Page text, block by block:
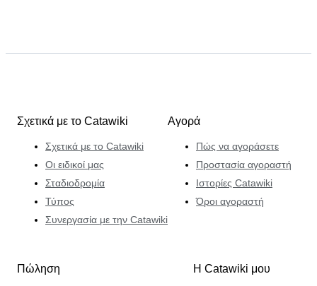
Σχετικά με το Catawiki
Σχετικά με το Catawiki
Οι ειδικοί μας
Σταδιοδρομία
Τύπος
Συνεργασία με την Catawiki
Αγορά
Πώς να αγοράσετε
Προστασία αγοραστή
Ιστορίες Catawiki
Όροι αγοραστή
Πώληση Η Catawiki μου